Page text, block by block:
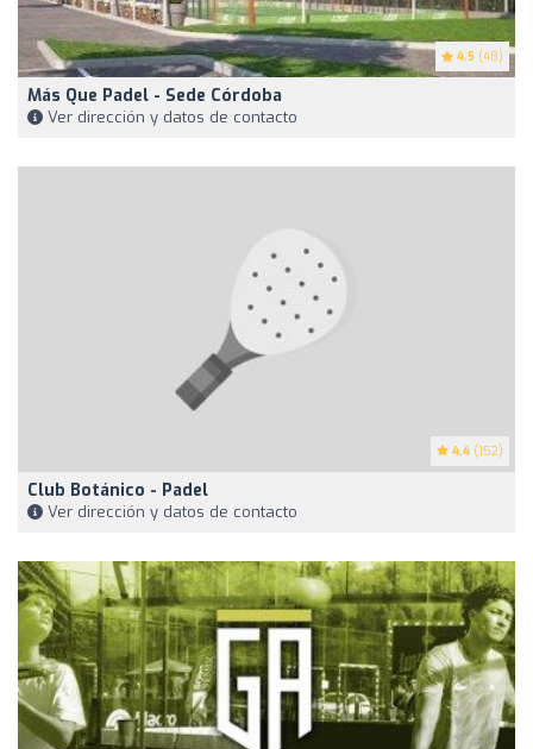
4.5 (48)
Más Que Padel - Sede Córdoba
Ver dirección y datos de contacto
4.4 (152)
Club Botánico - Padel
Ver dirección y datos de contacto